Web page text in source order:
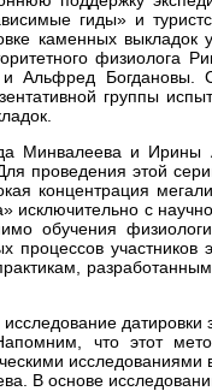
гиды» и
каменных
Альфред Богдановы.
группы
Минвалеева и Ирины
проведения этой
концентрация
исключительно с
обучения
процессов
что этот
В основе